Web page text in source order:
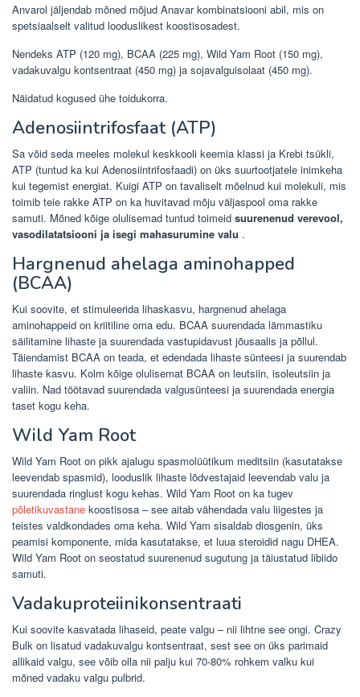
Anvarol jäljendab mõned mõjud Anavar kombinatsiooni abil, mis on
spetsiaalselt valitud looduslikest koostisosadest.
Nendeks ATP (120 mg), BCAA (225 mg), Wild Yam Root (150 mg),
vadakuvalgu kontsentraat (450 mg) ja sojavalguisolaat (450 mg).
Näidatud kogused ühe toidukorra.
Adenosiintrifosfaat (ATP)
Sa võid seda meeles molekul keskkooli keemia klassi ja Krebi tsükli,
ATP (tuntud ka kui Adenosiintrifosfaadi) on üks suurtootjatele inimkeha
kui tegemist energiat. Kuigi ATP on tavaliselt mõelnud kui molekuli, mis
toimib teie rakke ATP on ka huvitavad mõju väljaspool oma rakke
samuti. Mõned kõige olulisemad tuntud toimeid suurenenud verevool,
vasodilatatsiooni ja isegi mahasurumine valu .
Hargnenud ahelaga aminohapped
(BCAA)
Kui soovite, et stimuleerida lihaskasvu, hargnenud ahelaga
aminohappeid on kriitiline oma edu. BCAA suurendada lämmastiku
säilitamine lihaste ja suurendada vastupidavust jõusaalis ja põllul.
Täiendamist BCAA on teada, et edendada lihaste sünteesi ja suurendab
lihaste kasvu. Kolm kõige olulisemat BCAA on leutsiin, isoleutsiin ja
valiin. Nad töötavad suurendada valgusünteesi ja suurendada energia
taset kogu keha.
Wild Yam Root
Wild Yam Root on pikk ajalugu spasmolüütikum meditsiin (kasutatakse
leevendab spasmid), looduslik lihaste lõdvestajaid leevendab valu ja
suurendada ringlust kogu kehas. Wild Yam Root on ka tugev
põletikuvastane koostisosa – see aitab vähendada valu liigestes ja
teistes valdkondades oma keha. Wild Yam sisaldab diosgenin, üks
peamisi komponente, mida kasutatakse, et luua steroidid nagu DHEA.
Wild Yam Root on seostatud suurenenud sugutung ja täiustatud libiido
samuti.
Vadakuproteiinikonsentraati
Kui soovite kasvatada lihaseid, peate valgu – nii lihtne see ongi. Crazy
Bulk on lisatud vadakuvalgu kontsentraat, sest see on üks parimaid
allikaid valgu, see võib olla nii palju kui 70-80% rohkem valku kui
mõned vadaku valgu pulbrid.